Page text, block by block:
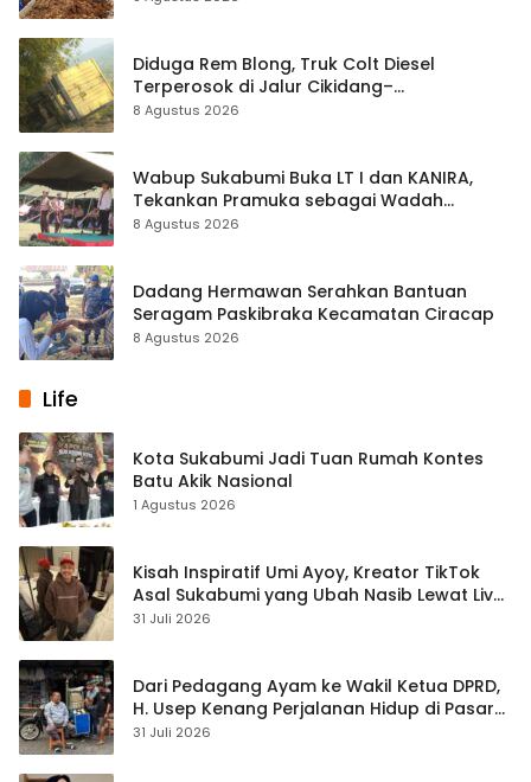
Diduga Rem Blong, Truk Colt Diesel
Terperosok di Jalur Cikidang–
Palabuhanratu
8 Agustus 2026
Wabup Sukabumi Buka LT I dan KANIRA,
Tekankan Pramuka sebagai Wadah
Pembentukan Karakter
8 Agustus 2026
Dadang Hermawan Serahkan Bantuan
Seragam Paskibraka Kecamatan Ciracap
8 Agustus 2026
Life
Kota Sukabumi Jadi Tuan Rumah Kontes
Batu Akik Nasional
1 Agustus 2026
Kisah Inspiratif Umi Ayoy, Kreator TikTok
Asal Sukabumi yang Ubah Nasib Lewat Live
Streaming
31 Juli 2026
Dari Pedagang Ayam ke Wakil Ketua DPRD,
H. Usep Kenang Perjalanan Hidup di Pasar
Cisaat
31 Juli 2026